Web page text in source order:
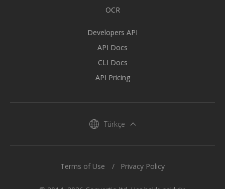
OCR
Developers API
API Docs
CLI Docs
API Pricing
Türkçe
Terms of Use Privacy Policy